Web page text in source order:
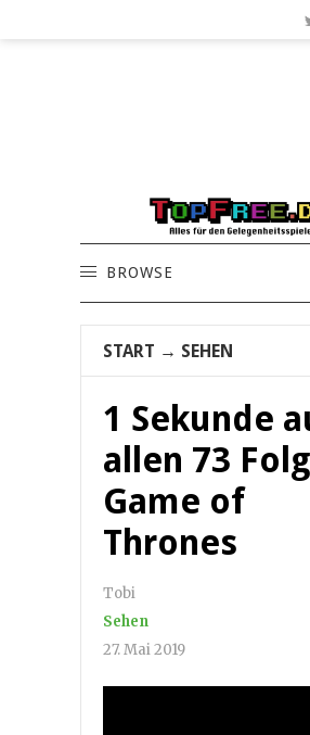
BROWSE
START → SEHEN
1 Sekunde
allen 73
Game of
Thrones
Tobi
Sehen
27. Mai 2019